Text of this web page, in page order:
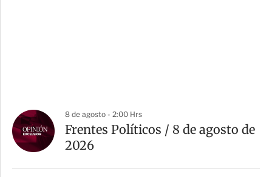
8 de agosto - 2:00 Hrs
Frentes Políticos / 8 de agosto de
2026